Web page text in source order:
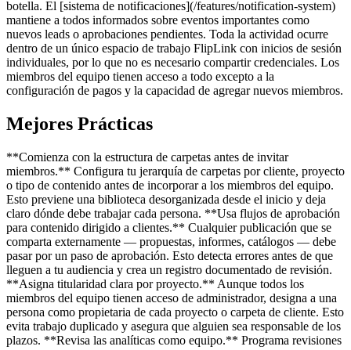
botella. El [sistema de notificaciones](/features/notification-system)
mantiene a todos informados sobre eventos importantes como
nuevos leads o aprobaciones pendientes. Toda la actividad ocurre
dentro de un único espacio de trabajo FlipLink con inicios de sesión
individuales, por lo que no es necesario compartir credenciales. Los
miembros del equipo tienen acceso a todo excepto a la
configuración de pagos y la capacidad de agregar nuevos miembros.
Mejores Prácticas
**Comienza con la estructura de carpetas antes de invitar
miembros.** Configura tu jerarquía de carpetas por cliente, proyecto
o tipo de contenido antes de incorporar a los miembros del equipo.
Esto previene una biblioteca desorganizada desde el inicio y deja
claro dónde debe trabajar cada persona. **Usa flujos de aprobación
para contenido dirigido a clientes.** Cualquier publicación que se
comparta externamente — propuestas, informes, catálogos — debe
pasar por un paso de aprobación. Esto detecta errores antes de que
lleguen a tu audiencia y crea un registro documentado de revisión.
**Asigna titularidad clara por proyecto.** Aunque todos los
miembros del equipo tienen acceso de administrador, designa a una
persona como propietaria de cada proyecto o carpeta de cliente. Esto
evita trabajo duplicado y asegura que alguien sea responsable de los
plazos. **Revisa las analíticas como equipo.** Programa revisiones